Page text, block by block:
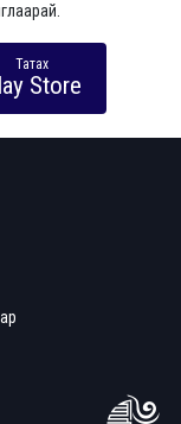
Татах
Store